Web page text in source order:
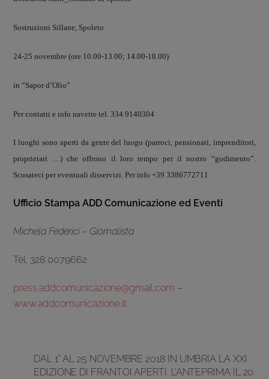
Sostruzioni Sillane, Spoleto
24-25 novembre (ore 10.00-13.00; 14.00-18.00)
in “Sapor d’Olio”
Per contatti e info navette tel. 334 9140304
I luoghi sono aperti da gente del luogo (parroci, pensionati, imprenditori,
proprietari …) che offrono il loro tempo per il nostro “godimento”.
Scusateci per eventuali disservizi. Per info +39 3386772711
Ufficio Stampa ADD Comunicazione ed Eventi
Michela Federici – Giornalista
Tel. 328 0079662
press.addcomunicazione@gmail.com –
www.addcomunicazione.it
DAL 1° AL 25 NOVEMBRE 2018 IN UMBRIA LA XXI
EDIZIONE DI FRANTOI APERTI. L’ANTEPRIMA IL 20